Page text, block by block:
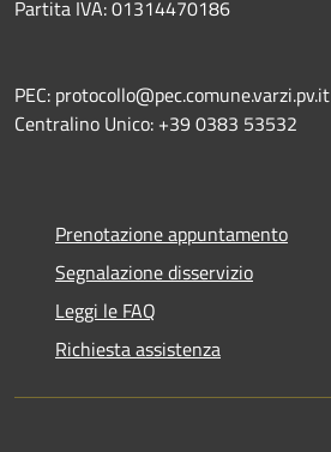
Partita IVA: 01314470186
PEC: protocollo@pec.comune.varzi.pv.it
Centralino Unico: +39 0383 53532
Prenotazione appuntamento
Segnalazione disservizio
Leggi le FAQ
Richiesta assistenza